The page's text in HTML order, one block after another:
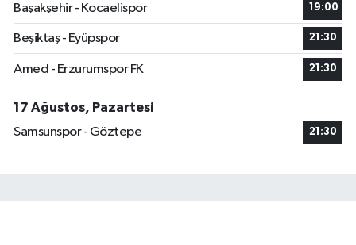
Başakşehir - Kocaelispor
19:00
Beşiktaş - Eyüpspor 21:30
Amed - Erzurumspor FK 21:30
17 Ağustos, Pazartesi
Samsunspor - Göztepe
21:30